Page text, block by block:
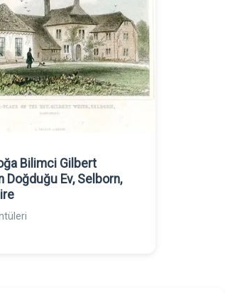
Bilimci Gilbert
Doğduğu Ev, Selborn,